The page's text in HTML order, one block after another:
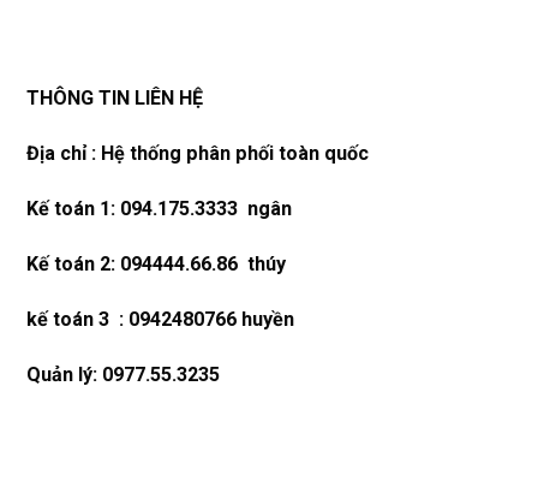
THÔNG TIN LIÊN HỆ
Địa chỉ : Hệ thống phân phối toàn quốc
Kế toán 1: 094.175.3333 ngân
Kế toán 2: 094444.66.86 thúy
kế toán 3 : 0942480766 huyền
Quản lý: 0977.55.3235